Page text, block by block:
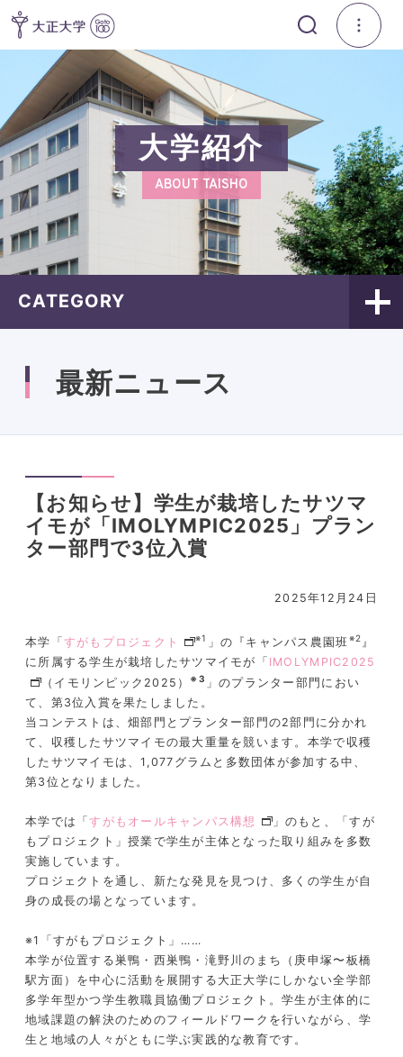
大学紹介
ABOUT TAISHO
CATEGORY
最新ニュース
【お知らせ】学生が栽培したサツマ
イモが「IMOLYMPIC2025」プラン
ター部門で3位入賞
2025年12月24日
本学「すがもプロジェクト ※1 」の『キャンパス農園班 ※2 』
に所属する学生が栽培したサツマイモが「 IMOLYMPIC2025
（イモリンピック2025）
※3 」のプランター部門におい
て、第3位入賞を果たしました。
当コンテストは、畑部門とプランター部門の2部門に分かれ
て、収穫したサツマイモの最大重量を競います。本学で収穫
したサツマイモは、1,077グラムと多数団体が参加する中、
第3位となりました。
本学では「すがもオールキャンパス構想
」のもと、「すが
もプロジェクト」授業で学生が主体となった取り組みを多数
実施しています。
プロジェクトを通し、新たな発見を見つけ、多くの学生が自
身の成長の場となっています。
※1「すがもプロジェクト」……
本学が位置する巣鴨・西巣鴨・滝野川のまち（庚申塚〜板橋
駅方面）を中心に活動を展開する大正大学にしかない全学部
多学年型かつ学生教職員協働プロジェクト。学生が主体的に
地域課題の解決のためのフィールドワークを行いながら、学
生と地域の人々がともに学ぶ実践的な教育です。